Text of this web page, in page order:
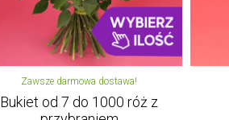
Zawsze darmowa dostawa!
Bukiet od 7 do 1000 róż z